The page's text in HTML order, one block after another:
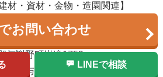
材・資材・金物・造園関連】
与謝郡与謝野町岩滝117
謝郡与謝野町三河内12
与謝野町岩滝1759
謝郡与謝野町四辻1029
お問い合わせ
LINEで相談